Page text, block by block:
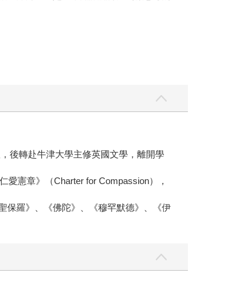
後轉赴牛津大學主修英國文學，離開學
憲章》（Charter for Compassion），
保羅》、《佛陀》、《穆罕默德》、《伊